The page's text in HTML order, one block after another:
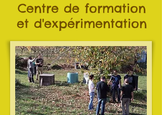
Centre de formation
et d'expérimentation